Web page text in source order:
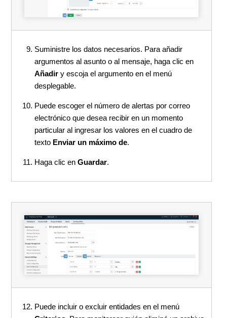
Suministre los datos necesarios. Para añadir
argumentos al asunto o al mensaje, haga clic en
Añadiry escoja el argumento en el menú
desplegable.
Puede escoger el número de alertas por correo
electrónico que desea recibir en un momento
particular al ingresar los valores en el cuadro de
texto Enviar un máximo de.
Haga clic en Guardar.
Puede incluir o excluir entidades en el menú